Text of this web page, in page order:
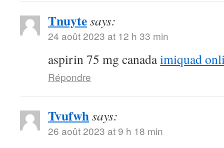
Tnuytesays:
24 août 2023 at 12 h 33 min
aspirin 75 mg canadaimiquad
Répondre
Tvufwhsays:
26 août 2023 at 9 h 18 min